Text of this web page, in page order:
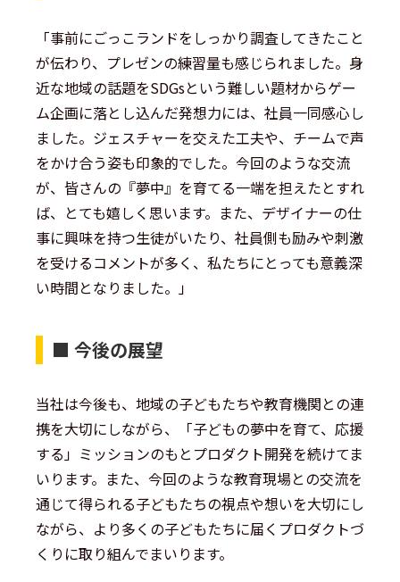
「事前にごっこランドをしっかり調査してきたこと
が伝わり、プレゼンの練習量も感じられました。身
近な地域の話題をSDGsという難しい題材からゲー
ム企画に落とし込んだ発想力には、社員一同感心し
ました。ジェスチャーを交えた工夫や、チームで声
をかけ合う姿も印象的でした。今回のような交流
が、皆さんの『夢中』を育てる一端を担えたとすれ
ば、とても嬉しく思います。また、デザイナーの仕
事に興味を持つ生徒がいたり、社員側も励みや刺激
を受けるコメントが多く、私たちにとっても意義深
い時間となりました。」
■ 今後の展望
当社は今後も、地域の子どもたちや教育機関との連
携を大切にしながら、「子どもの夢中を育て、応援
する」ミッションのもとプロダクト開発を続けてま
いります。また、今回のような教育現場との交流を
通じて得られる子どもたちの視点や想いを大切にし
ながら、より多くの子どもたちに届くプロダクトづ
くりに取り組んでまいります。